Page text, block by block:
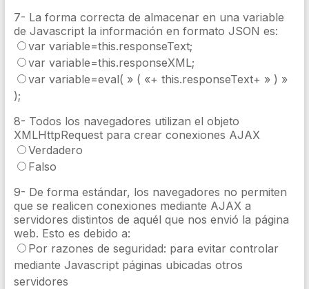
7- La forma correcta de almacenar en una variable
de Javascript la información en formato JSON es:
var variable=this.responseText;
var variable=this.responseXML;
var variable=eval( » ( «+ this.responseText+ » ) »
);
8- Todos los navegadores utilizan el objeto
XMLHttpRequest para crear conexiones AJAX
Verdadero
Falso
9- De forma estándar, los navegadores no permiten
que se realicen conexiones mediante AJAX a
servidores distintos de aquél que nos envió la página
web. Esto es debido a:
Por razones de seguridad: para evitar controlar
mediante Javascript páginas ubicadas otros
servidores